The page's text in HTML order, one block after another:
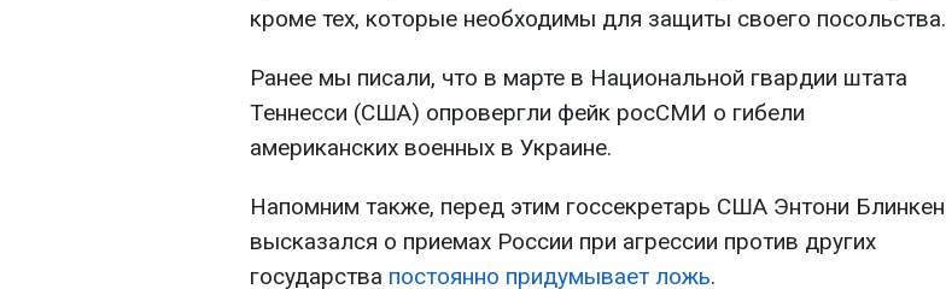
кроме тех, которые необходимы для защиты своего посольства.
Ранее мы писали, что в марте в Национальной гвардии штата
Теннесси (США) опровергли фейк росСМИ о гибели
американских военных в Украине.
Напомним также, перед этим госсекретарь США Энтони Блинкен
высказался о приемах России при агрессии против других
государства постоянно придумывает ложь.